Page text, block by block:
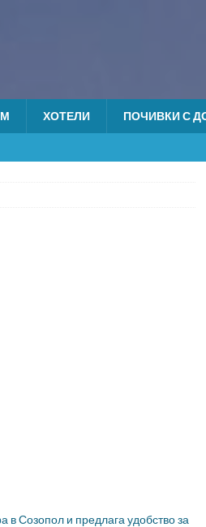
ХОТЕЛИ ПОЧИВКИ С ДО
в Созопол и предлага удобство за